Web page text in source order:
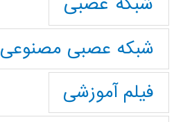
شبکه عصبی مصنوعی
فیلم آموزشی